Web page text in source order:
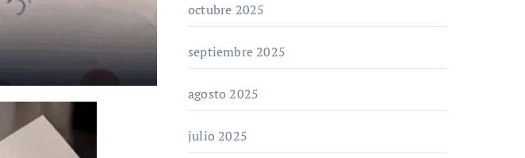
octubre 2025
septiembre 2025
agosto 2025
julio 2025